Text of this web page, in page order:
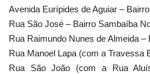
Avenida Eurípides de Aguiar –
Rua São José – Bairro Sambaíba
Rua Raimundo Nunes de Almeida –
Rua Manoel Lapa (com a Travessa
Rua São João (com a Rua